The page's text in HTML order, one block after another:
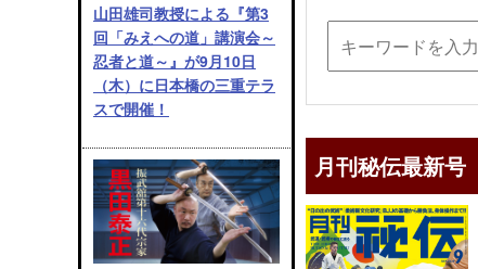
山田雄司教授による『第3
回「みえへの道」講演会～
忍者と道～』が9月10日
（木）に日本橋の三重テラ
スで開催！
月刊秘伝最新号